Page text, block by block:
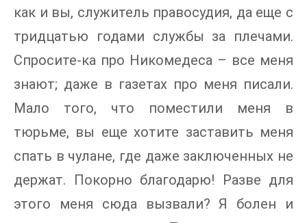
как и вы, служитель правосудия, да еще с
тридцатью годами службы за плечами.
Спросите-ка про Никомедеса – все меня
знают; даже в газетах про меня писали.
Мало того, что поместили меня в
тюрьме, вы еще хотите заставить меня
спать в чулане, где даже заключенных не
держат. Покорно благодарю! Разве для
этого меня сюда вызвали? Я болен и